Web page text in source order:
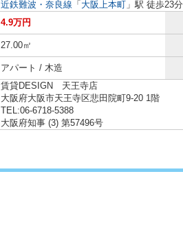
近鉄難波・奈良線 「 大阪上本町 」駅 徒歩23分
4.9万円
27.00㎡
アパート / 木造
賃貸DESIGN 天王寺店
大阪府大阪市天王寺区悲田院町9-20 1階
TEL:06-6718-5388
大阪府知事 (3) 第57496号